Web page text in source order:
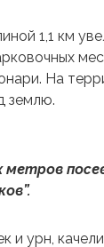
1,1 км
На
землю.
и урн,